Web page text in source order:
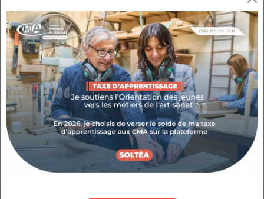
application leur connaissance en travaillant à
la restitution du plafond de la salle des
Carmes et la réalisation d'un décor mural
dans le sanctuaire.